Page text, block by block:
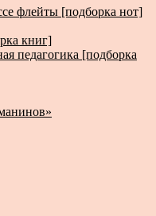
флейты [подборка нот]
книг]
педагогика [подборка